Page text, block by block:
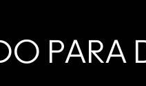
PARA